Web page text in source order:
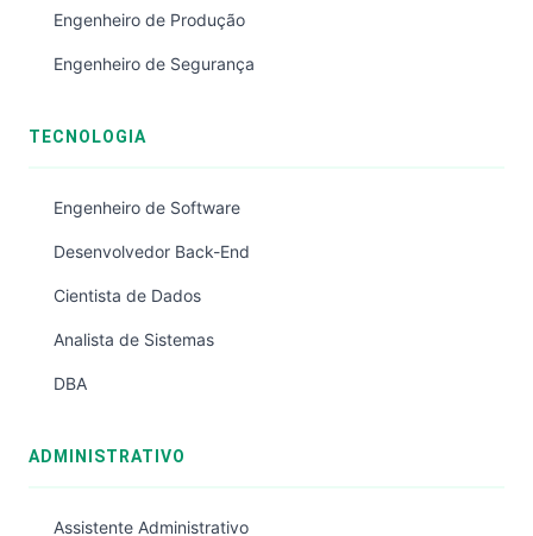
Engenheiro de Produção
Engenheiro de Segurança
TECNOLOGIA
Engenheiro de Software
Desenvolvedor Back-End
Cientista de Dados
Analista de Sistemas
DBA
ADMINISTRATIVO
Assistente Administrativo